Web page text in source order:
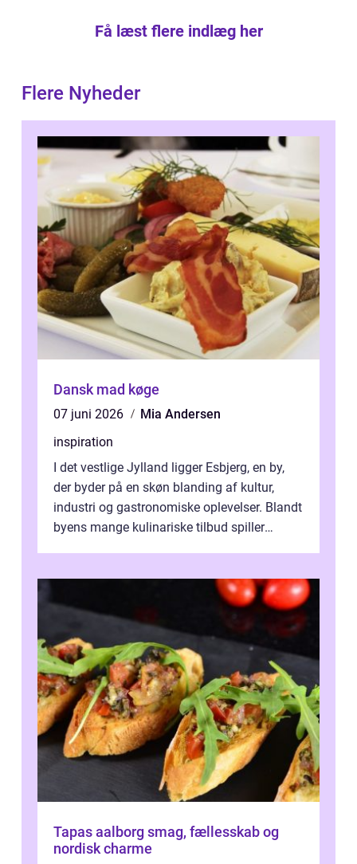
Få læst flere indlæg her
Flere Nyheder
Dansk mad køge
07 juni 2026
Mia Andersen
inspiration
I det vestlige Jylland ligger Esbjerg, en by,
der byder på en skøn blanding af kultur,
industri og gastronomiske oplevelser. Blandt
byens mange kulinariske tilbud spiller
Tapas aalborg smag, fællesskab og
nordisk charme